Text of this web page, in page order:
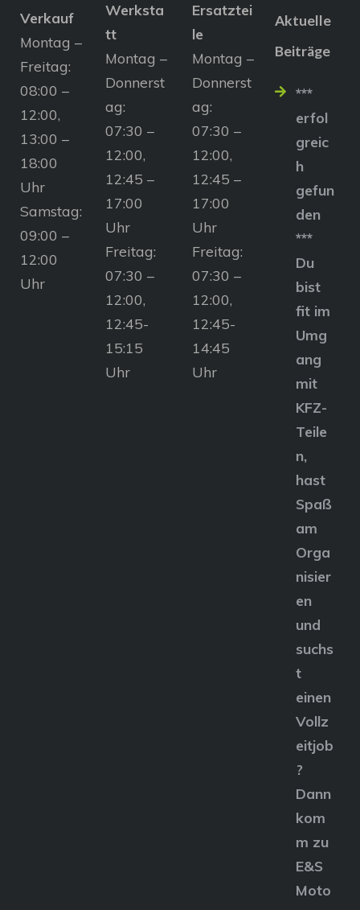
Verkauf
Montag –
Freitag:
08:00 –
12:00,
13:00 –
18:00
Uhr
Samstag:
09:00 –
12:00
Uhr
Werksta
tt
Montag –
Donnerst
ag:
07:30 –
12:00,
12:45 –
17:00
Uhr
Freitag:
07:30 –
12:00,
12:45-
15:15
Uhr
Ersatztei
le
Montag –
Donnerst
ag:
07:30 –
12:00,
12:45 –
17:00
Uhr
Freitag:
07:30 –
12:00,
12:45-
14:45
Uhr
Aktuelle
Beiträge
***
erfol
greic
h
gefun
den
***
Du
bist
fit im
Umg
ang
mit
KFZ-
Teile
n,
hast
Spaß
am
Orga
nisier
en
und
suchs
t
einen
Vollz
eitjob
?
Dann
kom
m zu
E&S
Moto